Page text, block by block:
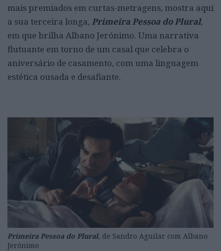
mais premiados em curtas-metragens, mostra aqui
a sua terceira longa, Primeira Pessoa do Plural,
em que brilha Albano Jerónimo. Uma narrativa
flutuante em torno de um casal que celebra o
aniversário de casamento, com uma linguagem
estética ousada e desafiante.
Primeira Pessoa do Plural, de Sandro Aguilar com Albano
Jerónimo